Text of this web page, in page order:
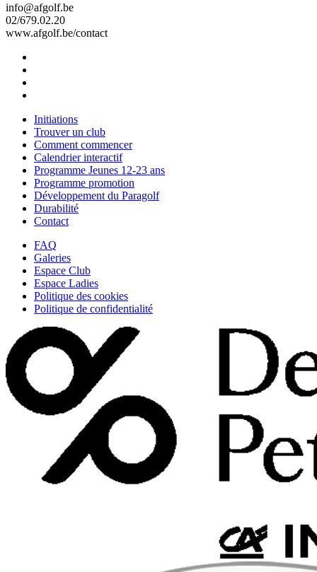
info@afgolf.be
02/679.02.20
www.afgolf.be/contact
Initiations
Trouver un club
Comment commencer
Calendrier interactif
Programme Jeunes 12-23 ans
Programme promotion
Développement du Paragolf
Durabilité
Contact
FAQ
Galeries
Espace Club
Espace Ladies
Politique des cookies
Politique de confidentialité